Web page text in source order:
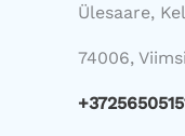
Ülesaare,
74006,